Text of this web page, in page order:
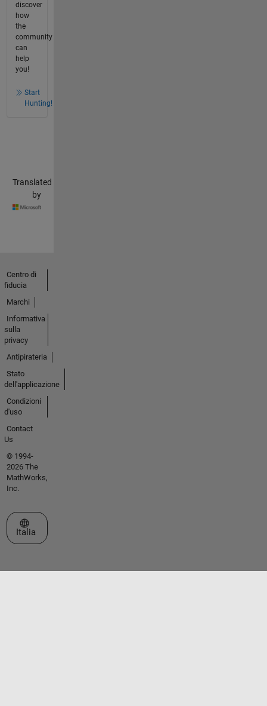
discover
how
the
community
can
help
you!
Start
Hunting!
Translated
by
Centro di
fiducia
Marchi
Informativa
sulla
privacy
Antipirateria
Stato
dell'applicazione
Condizioni
d'uso
Contact
Us
© 1994-
2026 The
MathWorks,
Inc.
Seleziona un sito web
Italia